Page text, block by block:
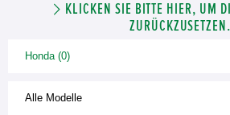
KLICKEN SIE BITTE HIER, UM
ZURÜCKZUSETZEN.
Honda (0)
Alle Modelle